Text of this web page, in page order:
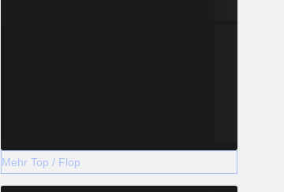
Mehr Top / Flop